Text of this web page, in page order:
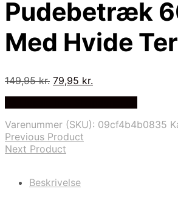
Pudebetræk
Med Hvide
149,95kr. Den
149,95 kr..
79,95 kr.
79,95 kr..
Varenummer (SKU): 09cf4b4b0835
Previous Product
Next Product
Beskrivelse